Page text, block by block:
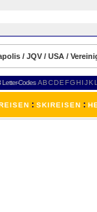
/ JQV / USA /
Letter-Codes ABCDEFGH IJKL
: SKIREISEN :